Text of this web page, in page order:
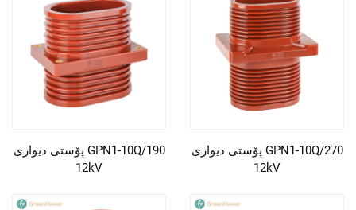
پۆستی دیواری GPN1-10Q/190
12kV
پۆستی دیواری GPN1-10Q/270
12kV